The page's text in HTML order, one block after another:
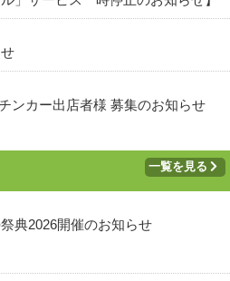
ンカー出店者様 募集のお知らせ
一覧を見る
典2026開催のお知らせ